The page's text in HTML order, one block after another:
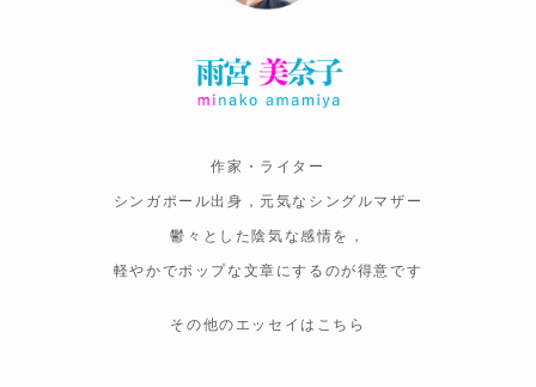
作家・ライター
シンガポール出身，元気なシングルマザー
鬱々とした陰気な感情を，
軽やかでポップな文章にするのが得意です
その他のエッセイはこちら